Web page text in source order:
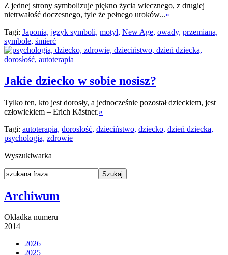
Z jednej strony symbolizuje piękno życia wiecznego, z drugiej
nietrwałość doczesnego, tyle że pełnego uroków...»
Tagi: Japonia, język symboli, motyl, New Age, owady, przemiana,
symbole, śmierć
Jakie dziecko w sobie nosisz?
Tylko ten, kto jest dorosły, a jednocześnie pozostał dzieckiem, jest
człowiekiem – Erich Kästner.»
Tagi: autoterapia, dorosłość, dzieciństwo, dziecko, dzień dziecka,
psychologia, zdrowie
Wyszukiwarka
Archiwum
Okładka numeru
2014
2026
2025